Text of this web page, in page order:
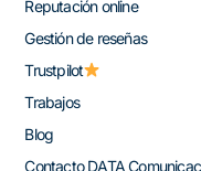
Reputación online
Gestión de reseñas
Trustpilot
Trabajos
Blog
Contacto DATA